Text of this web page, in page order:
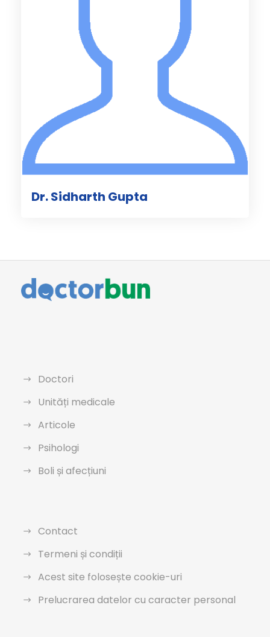
Dr. Sidharth Gupta
Doctori
Unități medicale
Articole
Psihologi
Boli și afecțiuni
Contact
Termeni și condiții
Acest site folosește cookie-uri
Prelucrarea datelor cu caracter personal